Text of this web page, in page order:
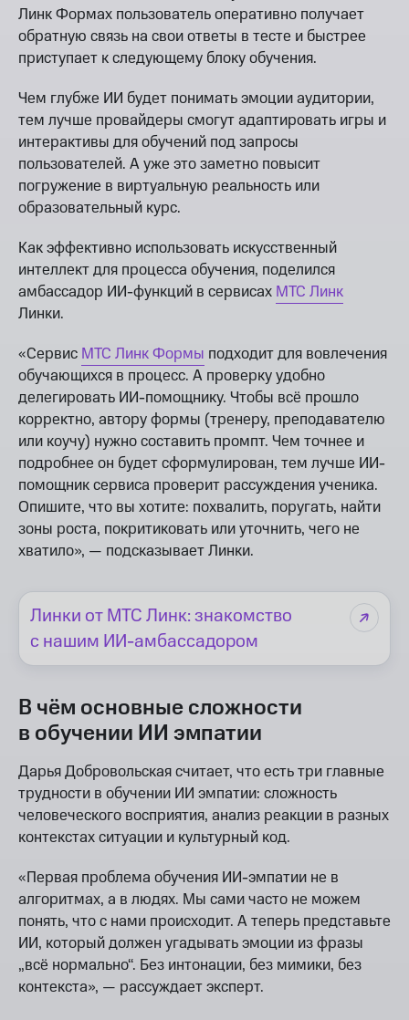
Линк Формах пользователь оперативно получает
обратную связь на свои ответы в тесте и быстрее
приступает к следующему блоку обучения.
Чем глубже ИИ будет понимать эмоции аудитории,
тем лучше провайдеры смогут адаптировать игры и
интерактивы для обучений под запросы
пользователей. А уже это заметно повысит
погружение в виртуальную реальность или
образовательный курс.
Как эффективно использовать искусственный
интеллект для процесса обучения, поделился
амбассадор ИИ-функций в сервисах МТС Линк
Линки.
«Сервис МТС Линк Формы подходит для вовлечения
обучающихся в процесс. А проверку удобно
делегировать ИИ-помощнику. Чтобы всё прошло
корректно, автору формы (тренеру, преподавателю
или коучу) нужно составить промпт. Чем точнее и
подробнее он будет сформулирован, тем лучше ИИ-
помощник сервиса проверит рассуждения ученика.
Опишите, что вы хотите: похвалить, поругать, найти
зоны роста, покритиковать или уточнить, чего не
хватило», — подсказывает Линки.
Линки от МТС Линк: знакомство
с нашим ИИ-амбассадором
В чём основные сложности
в обучении ИИ эмпатии
Дарья Добровольская считает, что есть три главные
трудности в обучении ИИ эмпатии: сложность
человеческого восприятия, анализ реакции в разных
контекстах ситуации и культурный код.
«Первая проблема обучения ИИ-эмпатии не в
алгоритмах, а в людях. Мы сами часто не можем
понять, что с нами происходит. А теперь представьте
ИИ, который должен угадывать эмоции из фразы
„всё нормально“. Без интонации, без мимики, без
контекста», — рассуждает эксперт.